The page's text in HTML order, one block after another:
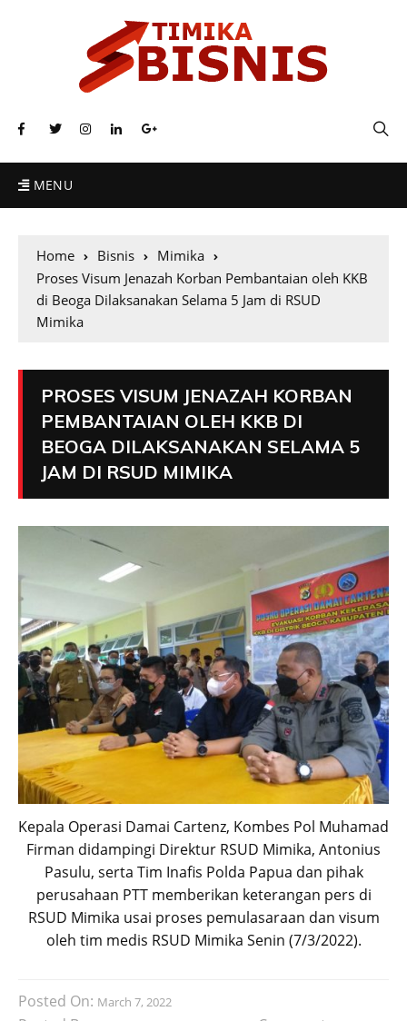
MENU
Home Bisnis
Mimika
Proses Visum Jenazah Korban Pembantaian oleh KKB
di Beoga Dilaksanakan Selama 5 Jam di RSUD
Mimika
PROSES VISUM JENAZAH KORBAN
PEMBANTAIAN OLEH KKB DI
BEOGA DILAKSANAKAN SELAMA 5
JAM DI RSUD MIMIKA
Kepala Operasi Damai Cartenz, Kombes Pol Muhamad
Firman didampingi Direktur RSUD Mimika, Antonius
Pasulu, serta Tim Inafis Polda Papua dan pihak
perusahaan PTT memberikan keterangan pers di
RSUD Mimika usai proses pemulasaraan dan visum
oleh tim medis RSUD Mimika Senin (7/3/2022).
Posted On: March 7, 2022